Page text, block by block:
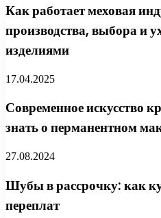
Как работает меховая
производства, выбора и
изделиями
17.04.2025
Современное искусство
знать о перманентном
27.08.2024
Шубы в рассрочку: как
переплат